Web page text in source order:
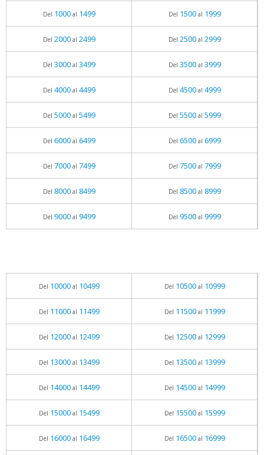
Del 1000al 1499 Del 1500al 1999
Del 2000al 2499 Del 2500al 2999
Del 3000al 3499 Del 3500al 3999
Del 4000al 4499 Del 4500al 4999
Del 5000al 5499 Del 5500al 5999
Del 6000al 6499 Del 6500al 6999
Del 7000al 7499 Del 7500al 7999
Del 8000al 8499 Del 8500al 8999
Del 9000al 9499 Del 9500al 9999
Del 10000al 10499 Del 10500al 10999
Del 11000al 11499 Del 11500al 11999
Del 12000al 12499 Del 12500al 12999
Del 13000al 13499 Del 13500al 13999
Del 14000al 14499 Del 14500al 14999
Del 15000al 15499 Del 15500al 15999
Del 16000al 16499 Del 16500al 16999